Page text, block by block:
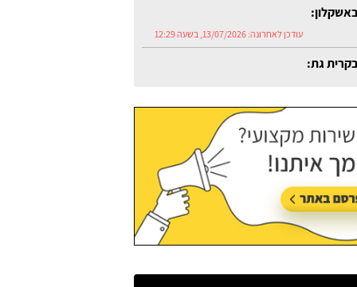
עודכן לאחרונה:13/07/2026, בשעה 12:29
גת: